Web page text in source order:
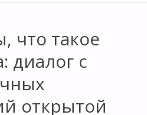
что такое
диалог с
открытой